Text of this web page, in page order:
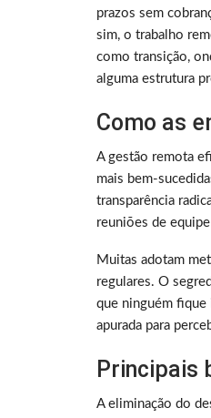
prazos sem
sim, o trabalho
como transição,
alguma estrutura
Como as
A gestão remota
mais bem-
transparência
reuniões de
Muitas adotam
regulares. O
que ninguém
apurada para
Principais
A eliminação do